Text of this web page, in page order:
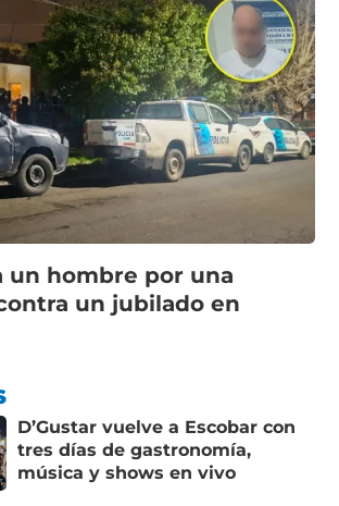
un hombre por una
un jubilado en
D’Gustar vuelve a Escobar con
tres días de gastronomía,
música y shows en vivo